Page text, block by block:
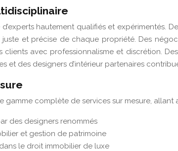
hautement qualifiés et
et précise de chaque propriété. Des
avec professionnalisme et discrétion.
et des designers d’intérieur partenaires
gamme complète de services sur mesure,
des designers renommés
et gestion de patrimoine
le droit immobilier de luxe